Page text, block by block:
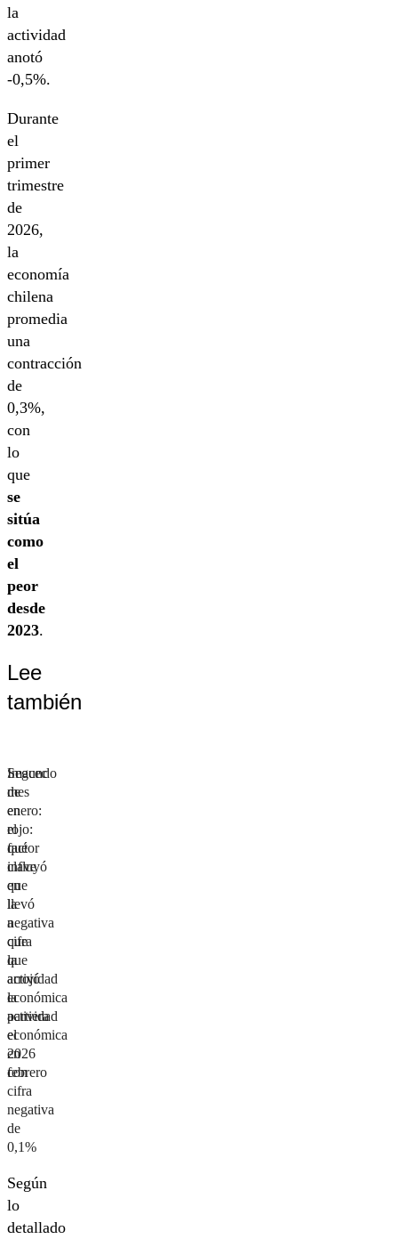
la
actividad
anotó
-0,5%.
Durante
el
primer
trimestre
de
2026,
la
economía
chilena
promedia
una
contracción
de
0,3%,
con
lo
que
se
sitúa
como
el
peor
desde
2023.
Lee
también
Segundo
mes
en
rojo:
qué
influyó
en
la
negativa
cifra
que
arrojó
la
actividad
económica
en
febrero
Imacec
de
enero:
el
factor
clave
que
llevó
a
que
la
actividad
económica
partiera
el
2026
con
cifra
negativa
de
0,1%
Según
lo
detallado